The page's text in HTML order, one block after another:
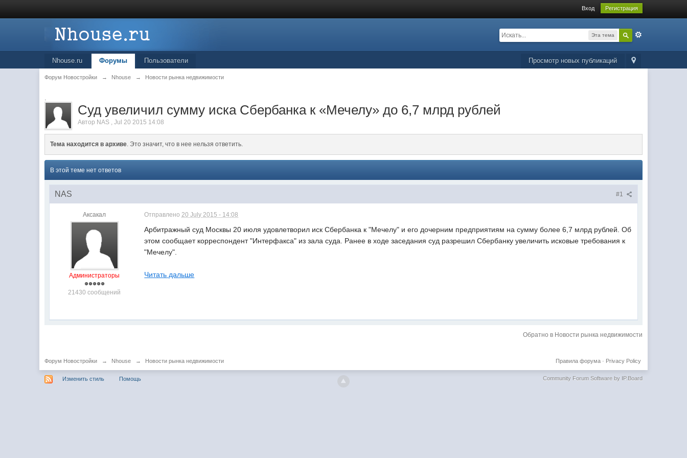
Вход Регистрация
Эта тема
Просмотр новых публикаций
Nhouse.ru Форумы Пользователи
Форум Новостройки → Nhouse → Новости рынка недвижимости
.
Суд увеличил сумму иска Сбербанка к «Мечелу» до 6,7 млрд рублей
Автор NAS ,Jul 20 2015 14:08
Тема находится в архиве. Это значит, что в нее нельзя ответить.
В этой теме нет ответов
#1
NAS
Аксакал
Администраторы
21430 сообщений
Отправлено20 July 2015 - 14:08
Арбитражный суд Москвы 20 июля удовлетворил иск Сбербанка к "Мечелу" и его дочерним предприятиям на сумму более 6,7 млрд рублей. Об
этом сообщает корреспондент "Интерфакса" из зала суда. Ранее в ходе заседания суд разрешил Сбербанку увеличить исковые требования к
"Мечелу".
Читать дальше
Обратно в Новости рынка недвижимости
Форум Новостройки → Nhouse → Новости рынка недвижимости Privacy Policy
Правила форума·
Изменить стиль Помощь Community Forum Software by IP.Board